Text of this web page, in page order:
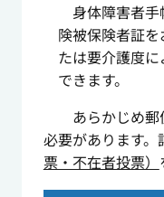
身体障害者手
険被保険者証
たは要介護度
できます。
あらかじめ郵
必要があります。
票・不在者投票）